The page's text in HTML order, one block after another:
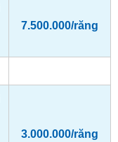
7.500.000/răng
3.000.000/răng